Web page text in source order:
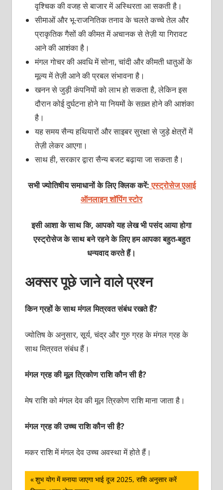
वृश्चिक की वजह से बाजार में अस्थिरता आ सकती है।
सीमाओं और भू-राजनितिक तनाव के चलते कच्चे तेल और
प्राकृतिक गैसों की कीमत में अचानक से तेज़ी या गिरावट
आने की आशंका है।
मंगल गोचर की अवधि में सोना, चांदी और कीमती धातुओं के
मूल्य में तेज़ी आने की प्रबल संभावना है।
खनन से जुड़ी कंपनियों को लाभ हो सकता है, लेकिन इस
दौरान कोई दुर्घटना होने या नियमों के सख़्त होने की आशंका
है।
यह समय सैन्य हथियारों और साइबर सुरक्षा से जुड़े क्षेत्रों में
तेज़ी लेकर आएगा।
साथ ही, सरकार द्वारा सैन्य बजट बढ़ाया जा सकता है।
सभी ज्योतिषीय समाधानों के लिए क्लिक करें: एस्ट्रोसेज एआई
ऑनलाइन शॉपिंग स्टोर
इसी आशा के साथ कि, आपको यह लेख भी पसंद आया होगा
एस्ट्रोसेज के साथ बने रहने के लिए हम आपका बहुत-बहुत
धन्यवाद करते हैं।
अक्सर पूछे जाने वाले प्रश्न
किन ग्रहों के साथ मंगल मित्रवत संबंध रखते हैं?
ज्योतिष के अनुसार, सूर्य, चंद्र और गुरु ग्रह के मंगल ग्रह के
साथ मित्रवत संबंध हैं।
मंगल ग्रह की मूल त्रिकोण राशि कौन सी है?
मेष राशि को मंगल देव की मूल त्रिकोण राशि माना जाता है।
मंगल ग्रह की उच्च राशि कौन सी है?
मकर राशि में मंगल देव उच्च अवस्था में होते हैं।
पोस्ट
Previous
शुभ योग में मनाया जाएगा भाई दूज 2025, राशि अनुसार करें